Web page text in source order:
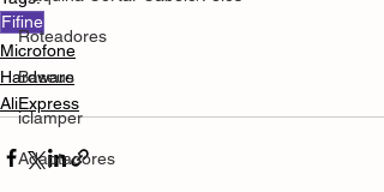
Roteadores
Baseus
iclamper
Adaptadores
Fifine
Microfone
Hardware
AliExpress